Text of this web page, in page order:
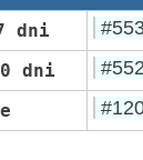
dni
dni